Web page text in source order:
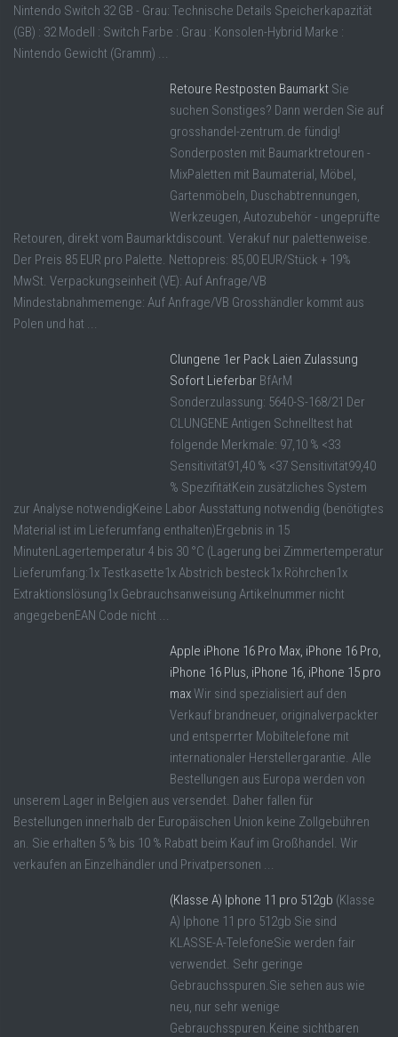
Nintendo Switch 32 GB - Grau: Technische Details Speicherkapazität
(GB) : 32 Modell : Switch Farbe : Grau : Konsolen-Hybrid Marke :
Nintendo Gewicht (Gramm) ...
Retoure Restposten Baumarkt Sie
suchen Sonstiges? Dann werden Sie auf
grosshandel-zentrum.de fündig!
Sonderposten mit Baumarktretouren -
MixPaletten mit Baumaterial, Möbel,
Gartenmöbeln, Duschabtrennungen,
Werkzeugen, Autozubehör - ungeprüfte
Retouren, direkt vom Baumarktdiscount. Verakuf nur palettenweise.
Der Preis 85 EUR pro Palette. Nettopreis: 85,00 EUR/Stück + 19%
MwSt. Verpackungseinheit (VE): Auf Anfrage/VB
Mindestabnahmemenge: Auf Anfrage/VB Grosshändler kommt aus
Polen und hat ...
Clungene 1er Pack Laien Zulassung
Sofort Lieferbar BfArM
Sonderzulassung: 5640-S-168/21 Der
CLUNGENE Antigen Schnelltest hat
folgende Merkmale: 97,10 % <33
Sensitivität91,40 % <37 Sensitivität99,40
% SpezifitätKein zusätzliches System
zur Analyse notwendigKeine Labor Ausstattung notwendig (benötigtes
Material ist im Lieferumfang enthalten)Ergebnis in 15
MinutenLagertemperatur 4 bis 30 °C (Lagerung bei Zimmertemperatur
Lieferumfang:1x Testkasette1x Abstrich besteck1x Röhrchen1x
Extraktionslösung1x Gebrauchsanweisung Artikelnummer nicht
angegebenEAN Code nicht ...
Apple iPhone 16 Pro Max, iPhone 16 Pro,
iPhone 16 Plus, iPhone 16, iPhone 15 pro
maxWir sind spezialisiert auf den
Verkauf brandneuer, originalverpackter
und entsperrter Mobiltelefone mit
internationaler Herstellergarantie. Alle
Bestellungen aus Europa werden von
unserem Lager in Belgien aus versendet. Daher fallen für
Bestellungen innerhalb der Europäischen Union keine Zollgebühren
an. Sie erhalten 5 % bis 10 % Rabatt beim Kauf im Großhandel. Wir
verkaufen an Einzelhändler und Privatpersonen ...
(Klasse A) Iphone 11 pro 512gb (Klasse
A) Iphone 11 pro 512gb Sie sind
KLASSE-A-TelefoneSie werden fair
verwendet. Sehr geringe
Gebrauchsspuren.Sie sehen aus wie
neu, nur sehr wenige
Gebrauchsspuren.Keine sichtbaren